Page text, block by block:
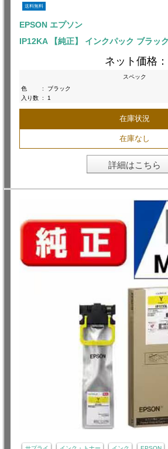
送料無料
EPSON エプソン
IP12KA 【純正】 インクパック ブラック
ネット価格：
スペック
色
:
ブラック
入り数 : 1
在庫状況
在庫なし
詳細はこちら